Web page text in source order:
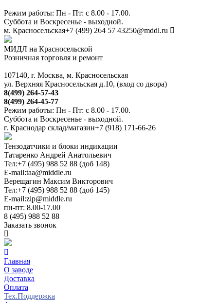
Режим работы: Пн - Пт: с 8.00 - 17.00.
Суббота и Воскресенье - выходной.
м. Красносельская+7 (499) 264 57 43250@mddl.ru
МИДЛ на Красносельской
Розничная торговля и ремонт
107140, г. Москва, м. Красносельская
ул. Верхняя Красносельская д.10, (вход со двора)
8(499) 264-57-43
8(499) 264-45-77
Режим работы: Пн - Пт: с 8.00 - 17.00.
Суббота и Воскресенье - выходной.
г. Краснодар склад/магазин+7 (918) 171-66-26
Тензодатчики и блоки индикации
Татаренко Андрей Анатольевич
Тел:+7 (495) 988 52 88 (доб 148)
E-mail:taa@middle.ru
Верещагин Максим Викторович
Тел:+7 (495) 988 52 88 (доб 145)
E-mail:zip@middle.ru
пн-пт: 8.00-17.00
8 (495) 988 52 88
Заказать звонок
Главная
О заводе
Доставка
Оплата
Тех.Поддержка